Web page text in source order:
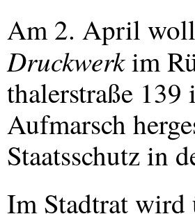
Am 2. April
Druckwerkim
thalerstraße 139
Aufmarsch
Staatsschutz in
Im Stadtrat wird